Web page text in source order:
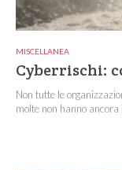
MISCELLANEA
Cyberrischi:
Non tutte le
molte non hanno